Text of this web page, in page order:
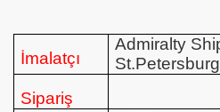
İmalatçı
Admiralty
Sipariş